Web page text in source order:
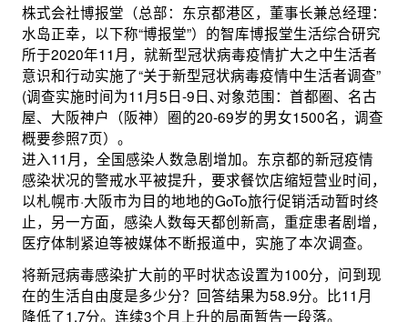
株式会社博报堂（总部：东京都港区，董事长兼总经理：
水岛正幸，以下称“博报堂”）的智库博报堂生活综合研究
所于2020年11月，就新型冠状病毒疫情扩大之中生活者
意识和行动实施了“关于新型冠状病毒疫情中生活者调查”
(调查实施时间为11月5日-9日､对象范围：首都圈、名古
屋、大阪神户（阪神）圈的20-69岁的男女1500名，调查
概要参照7页）。
进入11月，全国感染人数急剧增加。东京都的新冠疫情
感染状况的警戒水平被提升，要求餐饮店缩短营业时间，
以札幌市·大阪市为目的地地的GoTo旅行促销活动暂时终
止，另一方面，感染人数每天都创新高，重症患者剧增，
医疗体制紧迫等被媒体不断报道中，实施了本次调查。
将新冠病毒感染扩大前的平时状态设置为100分，问到现
在的生活自由度是多少分？回答结果为58.9分。比11月
降低了1.7分。连续3个月上升的局面暂告一段落。